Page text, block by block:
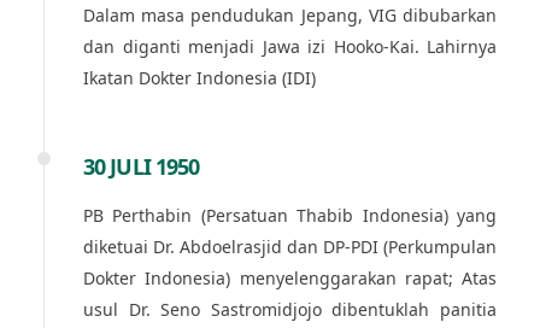
Dalam masa pendudukan Jepang, VIG dibubarkan
dan diganti menjadi Jawa izi Hooko-Kai. Lahirnya
Ikatan Dokter Indonesia (IDI)
30 JULI 1950
PB Perthabin (Persatuan Thabib Indonesia) yang
diketuai Dr. Abdoelrasjid dan DP-PDI (Perkumpulan
Dokter Indonesia) menyelenggarakan rapat; Atas
usul Dr. Seno Sastromidjojo dibentuklah panitia